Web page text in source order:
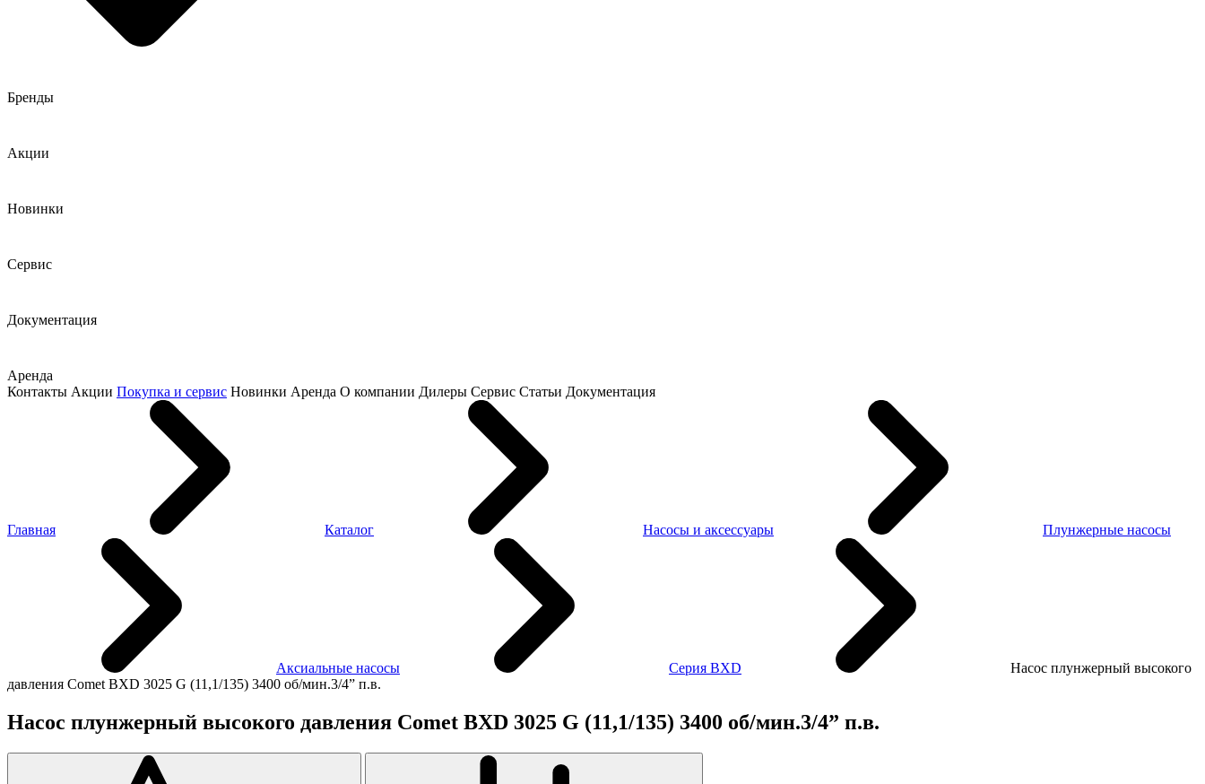
Бренды
Акции
Новинки
Сервис
Документация
Аренда
Контакты Акции Покупка и сервис Новинки Аренда О компании Дилеры Сервис Статьи Документация
Главная Каталог Насосы и аксессуары Плунжерные насосы
Аксиальные насосы Серия BXD
Насос плунжерный высокого
давления Comet BXD 3025 G (11,1/135) 3400 об/мин.3/4” п.в.
Насос плунжерный высокого давления Comet BXD 3025 G (11,1/135) 3400 об/мин.3/4” п.в.